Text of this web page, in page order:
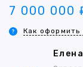
7 000 000
Как оформить
Елена